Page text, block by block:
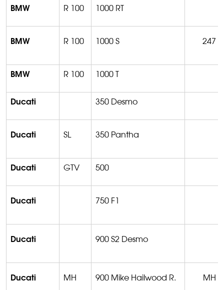
BMW R 100 1000 RT
BMW R 100 1000 S 247
BMW R 100 1000 T
Ducati 350 Desmo
Ducati SL 350 Pantha
Ducati GTV 500
Ducati 750 F1
Ducati 900 S2 Desmo
Ducati MH 900 Mike Hailwood R. MH